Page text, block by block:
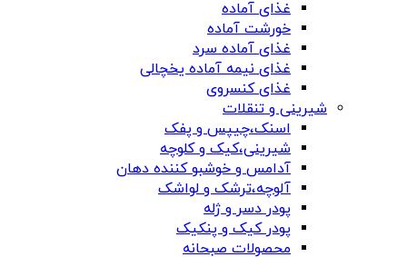
غذای آماده
خورشت آماده
غذای آماده سرد
غذای نیمه آماده یخچالی
غذای کنسروی
شیرینی و تنقلات
اسنک،چیپس و پفک
شیرینی،کیک و کلوچه
آدامس و خوشبو کننده دهان
آلوچه،ترشک و لواشک
پودر دسر و ژله
پودر کیک و پنکیک
محصولات صبحانه